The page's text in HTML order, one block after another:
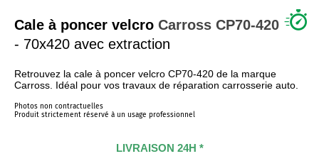
Cale à poncer velcro Carross CP70-420
- 70x420 avec extraction
Retrouvez la cale à poncer velcro CP70-420 de la marque
Carross. Idéal pour vos travaux de réparation carrosserie auto.
Photos non contractuelles
Produit strictement réservé à un usage professionnel
LIVRAISON 24H *